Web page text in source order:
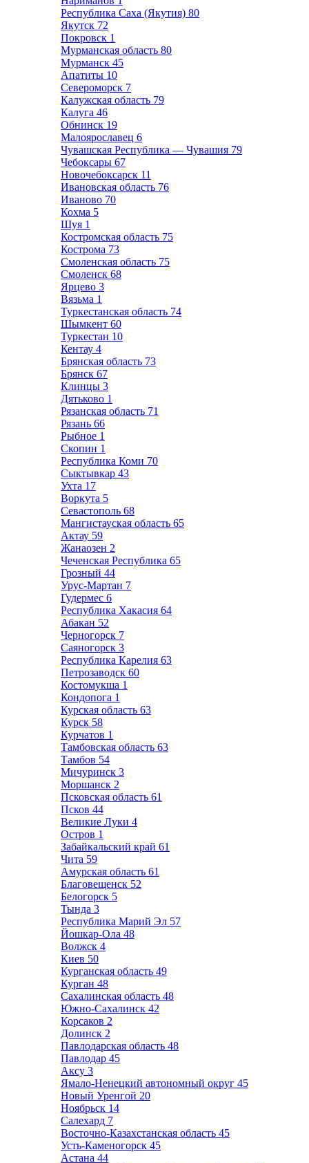
Республика Саха (Якутия) 80
Якутск 72
Покровск 1
Мурманская область 80
Мурманск 45
Апатиты 10
Североморск 7
Калужская область 79
Калуга 46
Обнинск 19
Малоярославец 6
Чувашская Республика — Чувашия 79
Чебоксары 67
Новочебоксарск 11
Ивановская область 76
Иваново 70
Кохма 5
Шуя 1
Костромская область 75
Кострома 73
Смоленская область 75
Смоленск 68
Ярцево 3
Вязьма 1
Туркестанская область 74
Шымкент 60
Туркестан 10
Кентау 4
Брянская область 73
Брянск 67
Клинцы 3
Дятьково 1
Рязанская область 71
Рязань 66
Рыбное 1
Скопин 1
Республика Коми 70
Сыктывкар 43
Ухта 17
Воркута 5
Севастополь 68
Мангистауская область 65
Актау 59
Жанаозен 2
Чеченская Республика 65
Грозный 44
Урус-Мартан 7
Гудермес 6
Республика Хакасия 64
Абакан 52
Черногорск 7
Саяногорск 3
Республика Карелия 63
Петрозаводск 60
Костомукша 1
Кондопога 1
Курская область 63
Курск 58
Курчатов 1
Тамбовская область 63
Тамбов 54
Мичуринск 3
Моршанск 2
Псковская область 61
Псков 44
Великие Луки 4
Остров 1
Забайкальский край 61
Чита 59
Амурская область 61
Благовещенск 52
Белогорск 5
Тында 3
Республика Марий Эл 57
Йошкар-Ола 48
Волжск 4
Киев 50
Курганская область 49
Курган 48
Сахалинская область 48
Южно-Сахалинск 42
Корсаков 2
Долинск 2
Павлодарская область 48
Павлодар 45
Аксу 3
Ямало-Ненецкий автономный округ 45
Новый Уренгой 20
Ноябрьск 14
Салехард 7
Восточно-Казахстанская область 45
Усть-Каменогорск 45
Астана 44